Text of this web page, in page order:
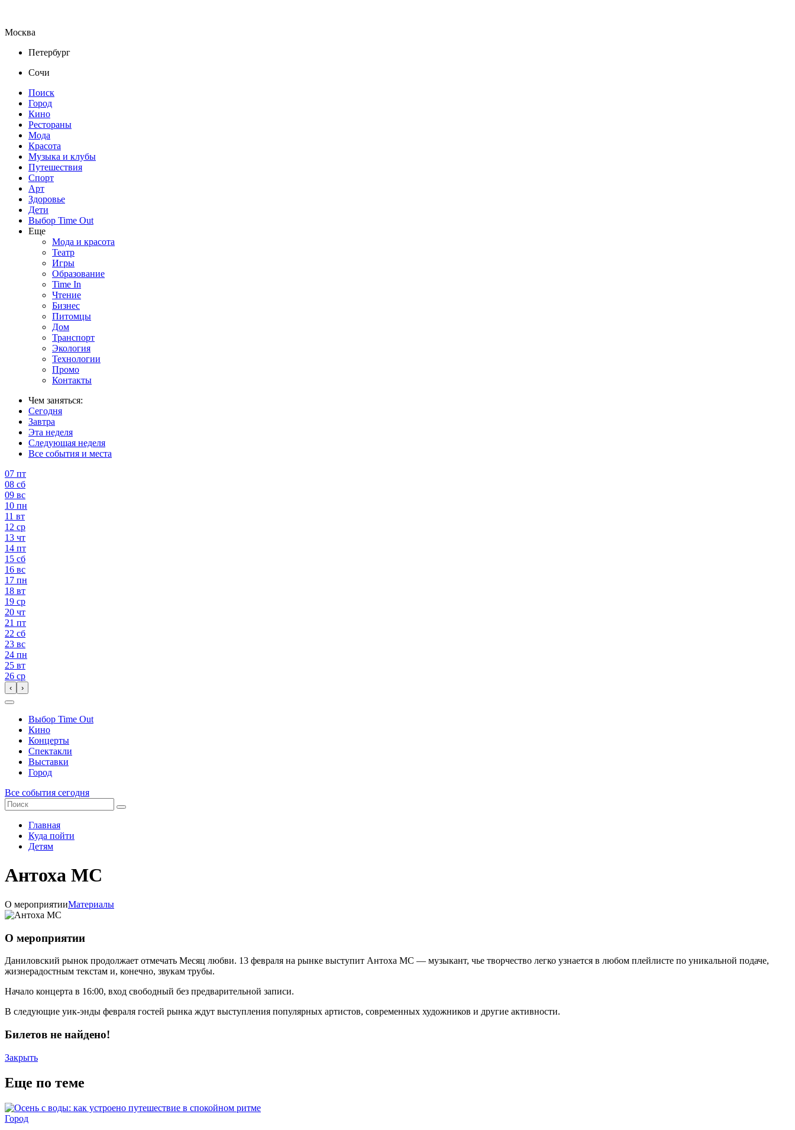
Москва
Петербург
Сочи
Поиск
Город
Кино
Рестораны
Мода
Красота
Музыка и клубы
Путешествия
Спорт
Арт
Здоровье
Дети
Выбор Time Out
Еще
Мода и красота
Театр
Игры
Образование
Time In
Чтение
Бизнес
Питомцы
Дом
Транспорт
Экология
Технологии
Промо
Контакты
Чем заняться:
Сегодня
Завтра
Эта неделя
Следующая неделя
Все события и места
07 пт
08 сб
09 вс
10 пн
11 вт
12 ср
13 чт
14 пт
15 сб
16 вс
17 пн
18 вт
19 ср
20 чт
21 пт
22 сб
23 вс
24 пн
25 вт
26 ср
‹ ›
Выбор Time Out
Кино
Концерты
Спектакли
Выставки
Город
Все события сегодня
Главная
Куда пойти
Детям
Антоха МС
О мероприятииМатериалы
О мероприятии
Даниловский рынок продолжает отмечать Месяц любви. 13 февраля на рынке выступит Антоха МС — музыкант, чье творчество легко узнается в любом плейлисте по уникальной подаче,
жизнерадостным текстам и, конечно, звукам трубы.
Начало концерта в 16:00, вход свободный без предварительной записи.
В следующие уик-энды февраля гостей рынка ждут выступления популярных артистов, современных художников и другие активности.
Билетов не найдено!
Закрыть
Еще по теме
Город